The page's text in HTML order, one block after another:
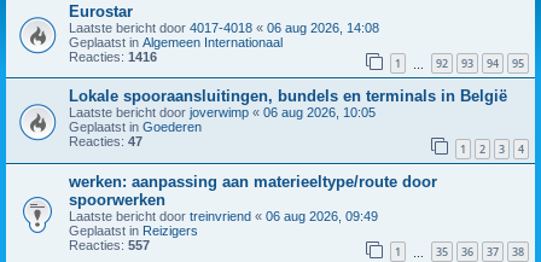
Eurostar
Laatste bericht door 4017-4018 « 06 aug 2026, 14:08
Geplaatst in Algemeen Internationaal
Reacties: 1416 1 92 93 94 95
Lokale spooraansluitingen, bundels en terminals in België
Laatste bericht door joverwimp « 06 aug 2026, 10:05
Geplaatst in Goederen
Reacties: 47 1 2 3 4
werken: aanpassing aan materieeltype/route door
spoorwerken
Laatste bericht door treinvriend « 06 aug 2026, 09:49
Geplaatst in Reizigers
Reacties: 557 1 35 36 37 38